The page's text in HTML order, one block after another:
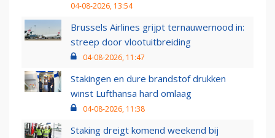
04-08-2026, 13:54
Brussels Airlines grijpt ternauwernood in:
streep door vlootuitbreiding
04-08-2026, 11:47
Stakingen en dure brandstof drukken
winst Lufthansa hard omlaag
04-08-2026, 11:38
Staking dreigt komend weekend bij